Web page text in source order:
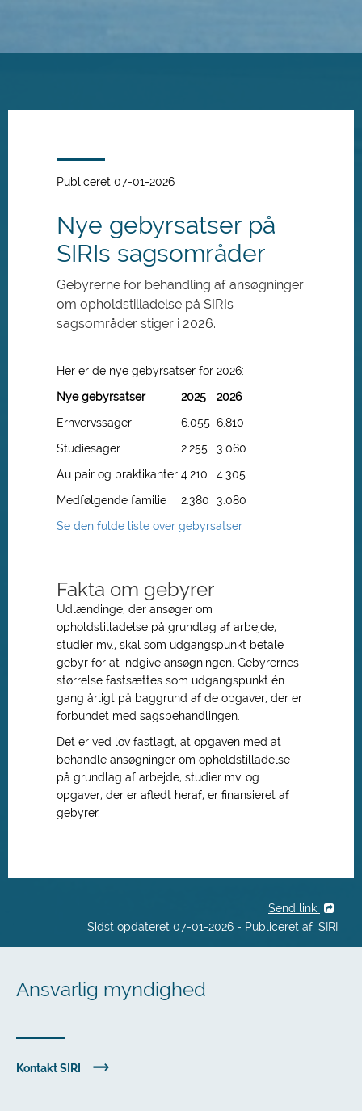
Publiceret 07-01-2026
Nye gebyrsatser på
SIRIs sagsområder
Gebyrerne for behandling af ansøgninger
om opholdstilladelse på SIRIs
sagsområder stiger i 2026.
Her er de nye gebyrsatser for 2026:
Nye gebyrsatser
2025
2026
Erhvervssager
6.055 6.810
Studiesager
2.255
3.060
Au pair og praktikanter 4.210
4.305
Medfølgende familie
2.380
3.080
Se den fulde liste over gebyrsatser
Fakta om gebyrer
Udlændinge, der ansøger om
opholdstilladelse på grundlag af arbejde,
studier mv., skal som udgangspunkt betale
gebyr for at indgive ansøgningen. Gebyrernes
størrelse fastsættes som udgangspunkt én
gang årligt på baggrund af de opgaver, der er
forbundet med sagsbehandlingen.
Det er ved lov fastlagt, at opgaven med at
behandle ansøgninger om opholdstilladelse
på grundlag af arbejde, studier mv. og
opgaver, der er afledt heraf, er finansieret af
gebyrer.
Send link
Sidst opdateret 07-01-2026 - Publiceret af: SIRI
Ansvarlig myndighed
Kontakt SIRI